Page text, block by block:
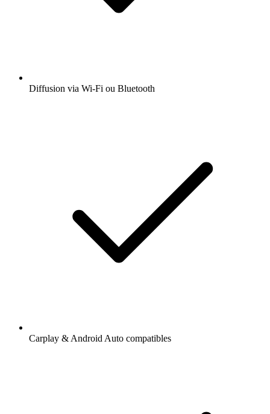
Diffusion via Wi-Fi ou Bluetooth
Carplay & Android Auto compatibles